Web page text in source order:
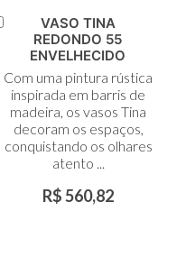
Adicionar
VASO TINA
REDONDO 55
ENVELHECIDO
Com uma pintura rústica
inspirada em barris de
madeira, os vasos Tina
decoram os espaços,
conquistando os olhares
atento ...
R$ 560,82